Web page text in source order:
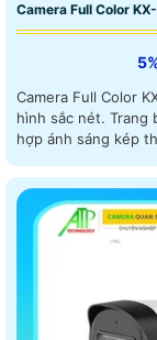
Camera Full Color
Camera Full Color
hình sắc nét. Trang bị ống kính 3. 6mm, góc nhìn rộng 90°, kết
hợp ánh sáng kép